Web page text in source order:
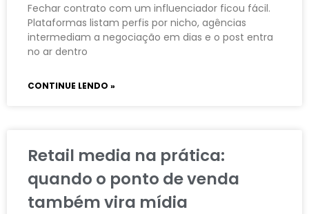
Fechar contrato com um influenciador ficou fácil.
Plataformas listam perfis por nicho, agências
intermediam a negociação em dias e o post entra
no ar dentro
CONTINUE LENDO »
Retail media na prática:
quando o ponto de venda
também vira mídia